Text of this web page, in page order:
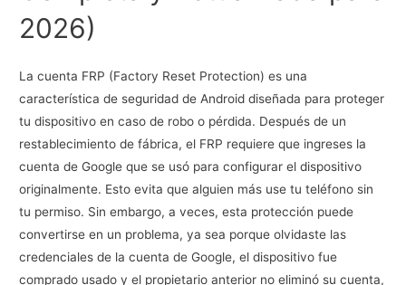
2026)
La cuenta FRP (Factory Reset Protection) es una
característica de seguridad de Android diseñada para proteger
tu dispositivo en caso de robo o pérdida. Después de un
restablecimiento de fábrica, el FRP requiere que ingreses la
cuenta de Google que se usó para configurar el dispositivo
originalmente. Esto evita que alguien más use tu teléfono sin
tu permiso. Sin embargo, a veces, esta protección puede
convertirse en un problema, ya sea porque olvidaste las
credenciales de la cuenta de Google, el dispositivo fue
comprado usado y el propietario anterior no eliminó su cuenta,